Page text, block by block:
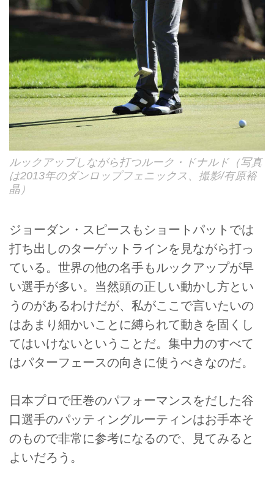
ルックアップしながら打つルーク・ドナルド（写真
は2013年のダンロップフェニックス、撮影/有原裕
晶）
ジョーダン・スピースもショートパットでは
打ち出しのターゲットラインを見ながら打っ
ている。世界の他の名手もルックアップが早
い選手が多い。当然頭の正しい動かし方とい
うのがあるわけだが、私がここで言いたいの
はあまり細かいことに縛られて動きを固くし
てはいけないということだ。集中力のすべて
はパターフェースの向きに使うべきなのだ。
日本プロで圧巻のパフォーマンスをだした谷
口選手のパッティングルーティンはお手本そ
のもので非常に参考になるので、見てみると
よいだろう。